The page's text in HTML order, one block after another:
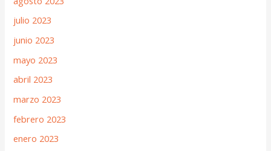
julio 2023
junio 2023
mayo 2023
abril 2023
marzo 2023
febrero 2023
enero 2023